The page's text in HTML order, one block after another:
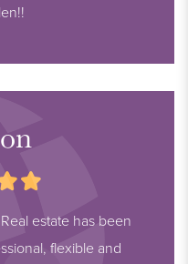
estate has been
flexible and